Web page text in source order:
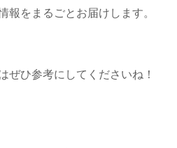
報をまるごとお届けします。
ぜひ参考にしてくださいね！